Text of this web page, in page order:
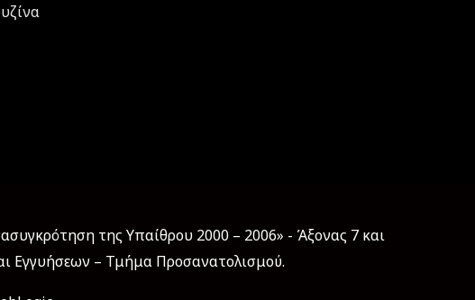
της Υπαίθρου 2000 – 2006» - Άξονας 7 και
Εγγυήσεων – Τμήμα Προσανατολισμού.